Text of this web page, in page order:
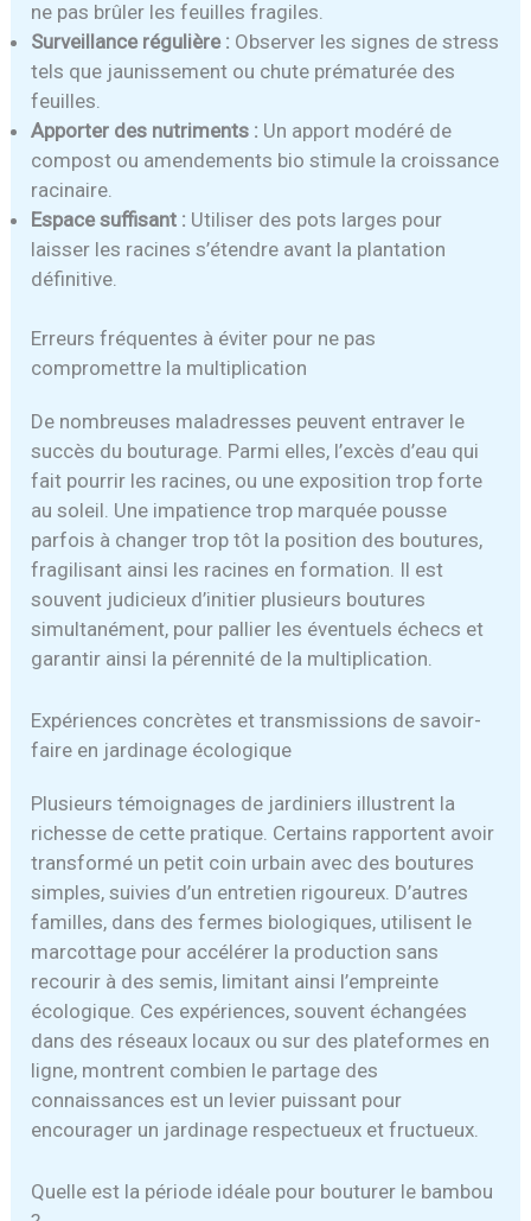
ne pas brûler les feuilles fragiles.
Surveillance régulière : Observer les signes de stress
tels que jaunissement ou chute prématurée des
feuilles.
Apporter des nutriments : Un apport modéré de
compost ou amendements bio stimule la croissance
racinaire.
Espace suffisant : Utiliser des pots larges pour
laisser les racines s’étendre avant la plantation
définitive.
Erreurs fréquentes à éviter pour ne pas
compromettre la multiplication
De nombreuses maladresses peuvent entraver le
succès du bouturage. Parmi elles, l’excès d’eau qui
fait pourrir les racines, ou une exposition trop forte
au soleil. Une impatience trop marquée pousse
parfois à changer trop tôt la position des boutures,
fragilisant ainsi les racines en formation. Il est
souvent judicieux d’initier plusieurs boutures
simultanément, pour pallier les éventuels échecs et
garantir ainsi la pérennité de la multiplication.
Expériences concrètes et transmissions de savoir-
faire en jardinage écologique
Plusieurs témoignages de jardiniers illustrent la
richesse de cette pratique. Certains rapportent avoir
transformé un petit coin urbain avec des boutures
simples, suivies d’un entretien rigoureux. D’autres
familles, dans des fermes biologiques, utilisent le
marcottage pour accélérer la production sans
recourir à des semis, limitant ainsi l’empreinte
écologique. Ces expériences, souvent échangées
dans des réseaux locaux ou sur des plateformes en
ligne, montrent combien le partage des
connaissances est un levier puissant pour
encourager un jardinage respectueux et fructueux.
Quelle est la période idéale pour bouturer le bambou